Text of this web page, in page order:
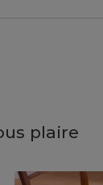
plaire